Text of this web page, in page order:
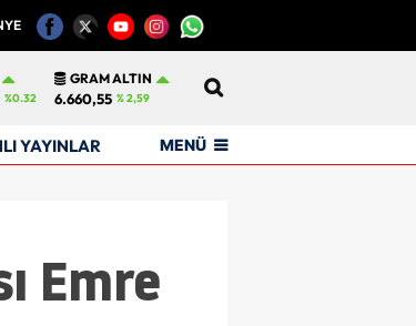
%0.32
GRAM ALTIN
6.660,55 % 2,59
YAYINLAR MENÜ
Emre